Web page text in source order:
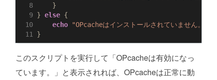
}
} else {
echo
"OPcacheはインストールされていません。"
}
このスクリプトを実行して「OPcacheは有効になっ
ています。」と表示されれば、OPcacheは正常に動